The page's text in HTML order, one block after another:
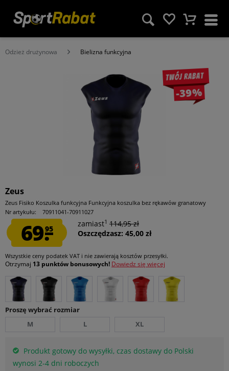
Odzież drużynowa Bielizna funkcyjna
Twój rabat
-39%
Zeus
Zeus Fisiko Koszulka funkcyjna Funkcyjna koszulka bez rękawów granatowy
Nr artykułu:
70911041-70911027
69.95
zamiast1 114,95 zł
Oszczędzasz: 45,00 zł
Wszystkie ceny podatek VAT i nie zawierają kosztów przesyłki.
Otrzymaj 13 punktów bonusowych! Dowiedz się więcej
Proszę wybrać rozmiar
M
L XL
Produkt gotowy do wysyłki, czas dostawy do Polski
wynosi 2-4 dni roboczych